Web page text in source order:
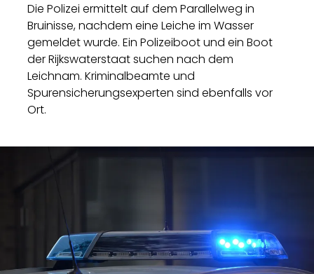
Die Polizei ermittelt auf dem Parallelweg in
Bruinisse, nachdem eine Leiche im Wasser
gemeldet wurde. Ein Polizeiboot und ein Boot
der Rijkswaterstaat suchen nach dem
Leichnam. Kriminalbeamte und
Spurensicherungsexperten sind ebenfalls vor
Ort.